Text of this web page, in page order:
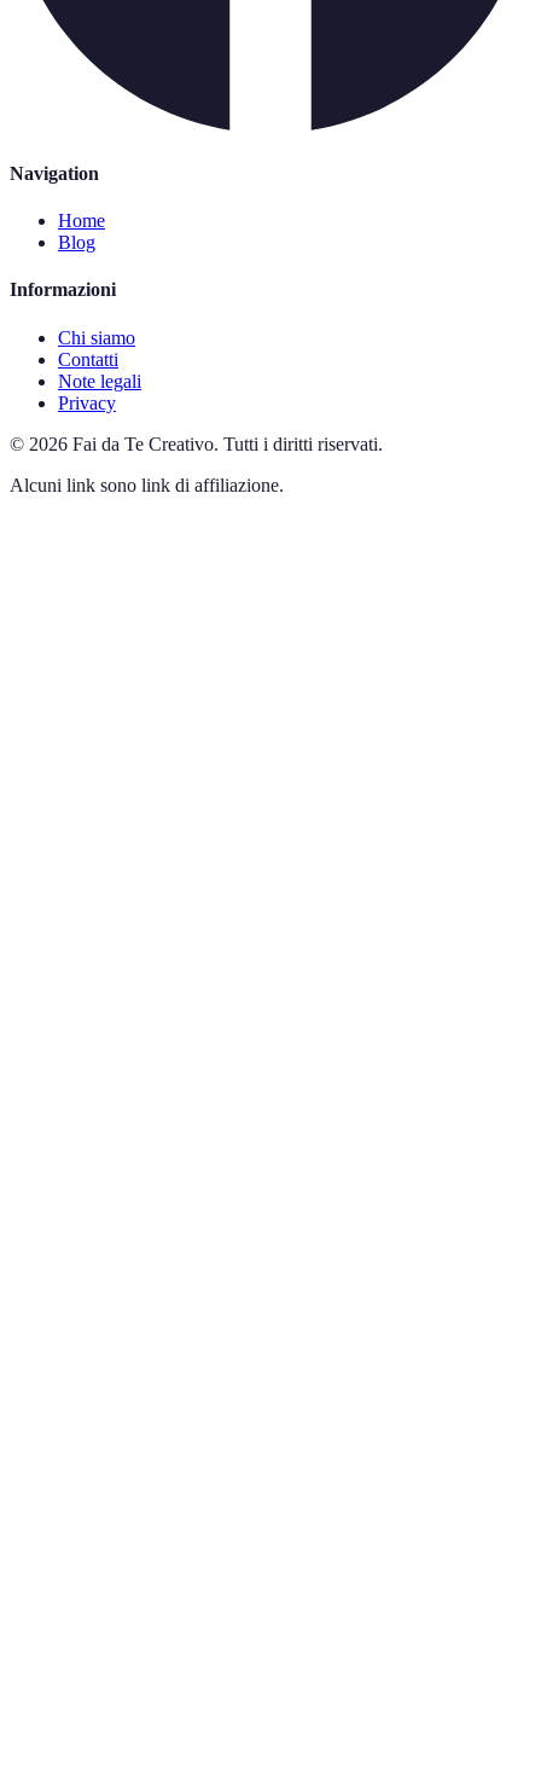
Navigation
Home
Blog
Informazioni
Chi siamo
Contatti
Note legali
Privacy
© 2026 Fai da Te Creativo. Tutti i diritti riservati.
Alcuni link sono link di affiliazione.